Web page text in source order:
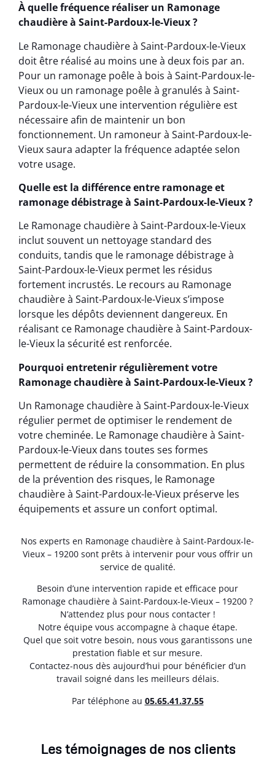
À quelle fréquence réaliser un Ramonage
chaudière à Saint-Pardoux-le-Vieux ?
Le Ramonage chaudière à Saint-Pardoux-le-Vieux
doit être réalisé au moins une à deux fois par an.
Pour un ramonage poêle à bois à Saint-Pardoux-le-
Vieux ou un ramonage poêle à granulés à Saint-
Pardoux-le-Vieux une intervention régulière est
nécessaire afin de maintenir un bon
fonctionnement. Un ramoneur à Saint-Pardoux-le-
Vieux saura adapter la fréquence adaptée selon
votre usage.
Quelle est la différence entre ramonage et
ramonage débistrage à Saint-Pardoux-le-Vieux ?
Le Ramonage chaudière à Saint-Pardoux-le-Vieux
inclut souvent un nettoyage standard des
conduits, tandis que le ramonage débistrage à
Saint-Pardoux-le-Vieux permet les résidus
fortement incrustés. Le recours au Ramonage
chaudière à Saint-Pardoux-le-Vieux s’impose
lorsque les dépôts deviennent dangereux. En
réalisant ce Ramonage chaudière à Saint-Pardoux-
le-Vieux la sécurité est renforcée.
Pourquoi entretenir régulièrement votre
Ramonage chaudière à Saint-Pardoux-le-Vieux ?
Un Ramonage chaudière à Saint-Pardoux-le-Vieux
régulier permet de optimiser le rendement de
votre cheminée. Le Ramonage chaudière à Saint-
Pardoux-le-Vieux dans toutes ses formes
permettent de réduire la consommation. En plus
de la prévention des risques, le Ramonage
chaudière à Saint-Pardoux-le-Vieux préserve les
équipements et assure un confort optimal.
Nos experts en Ramonage chaudière à Saint-Pardoux-le-
Vieux – 19200 sont prêts à intervenir pour vous offrir un
service de qualité.
Besoin d’une intervention rapide et efficace pour
Ramonage chaudière à Saint-Pardoux-le-Vieux – 19200 ?
N’attendez plus pour nous contacter !
Notre équipe vous accompagne à chaque étape.
Quel que soit votre besoin, nous vous garantissons une
prestation fiable et sur mesure.
Contactez-nous dès aujourd’hui pour bénéficier d’un
travail soigné dans les meilleurs délais.
Par téléphone au 05.65.41.37.55
Les témoignages de nos clients